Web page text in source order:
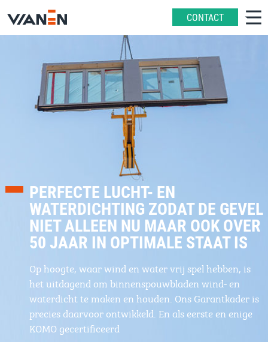
CONTACT
PERFECTE LUCHT- EN
WATERDICHTING ZODAT DE GEVEL
NIET ALLEEN NU MAAR OOK OVER
50 JAAR IN OPTIMALE STAAT IS
Op hoogte, waar wind en water vrij spel hebben, is
het uitdagend om binnenspouwbladen wind- en
waterdicht te maken en houden. Ons Garantkader is
precies daarvoor ontwikkeld. En als eerste en enige
KOMO gecertificeerd